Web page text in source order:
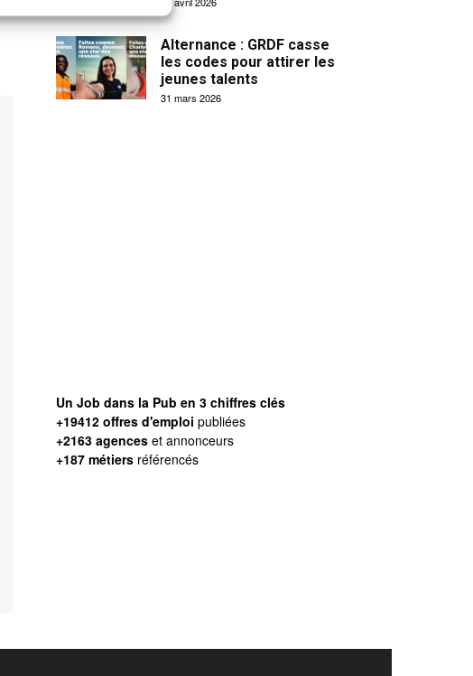
Alternance : GRDF casse
les codes pour attirer les
jeunes talents
31 mars 2026
Un Job dans la Pub en 3 chiffres clés
+19412 offres d'emploi publiées
+2163 agences et annonceurs
+187 métiers référencés